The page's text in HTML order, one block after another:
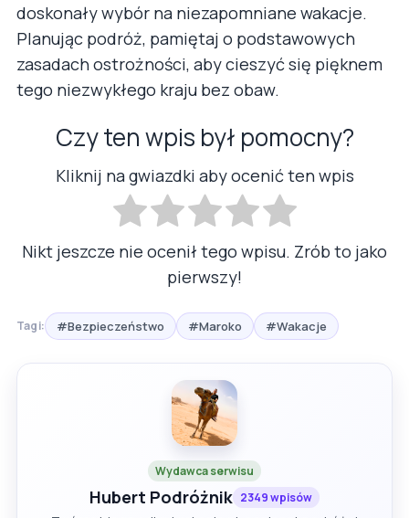
doskonały wybór na niezapomniane wakacje.
Planując podróż, pamiętaj o podstawowych
zasadach ostrożności, aby cieszyć się pięknem
tego niezwykłego kraju bez obaw.
Czy ten wpis był pomocny?
Kliknij na gwiazdki aby ocenić ten wpis
Nikt jeszcze nie ocenił tego wpisu. Zrób to jako
pierwszy!
Tagi: #Bezpieczeństwo #Maroko #Wakacje
Wydawca serwisu
Hubert Podróżnik 2349 wpisów